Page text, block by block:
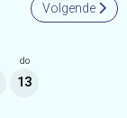
Volgende
do
13